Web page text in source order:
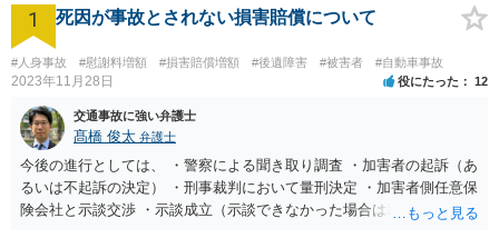
1 死因が事故とされない損害賠償について
#人身事故 #慰謝料増額 #損害賠償増額 #後遺障害 #被害者 #自動車事故
2023年11月28日 役にたった 12
交通事故に強い弁護士
髙橋 俊太 弁護士
今後の進行としては、 ・警察による聞き取り調査 ・加害者の起訴（あ
るいは不起訴の決定） ・刑事裁判において量刑決定 ・加害者側任意保
険会社と示談交渉 ・示談成立（示談できなかった場合は裁判） となり